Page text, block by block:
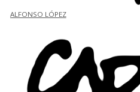
ALFONSO LÓPEZ